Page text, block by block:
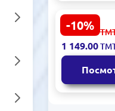
-10%
VGV H 32-
насос 8 м
м³/ч
1 277.00
1 149.00